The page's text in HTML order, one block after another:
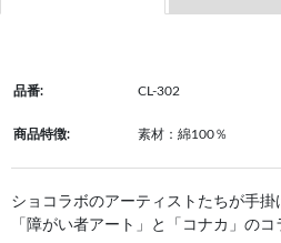
品番: CL-302
商品特徴: 素材：綿100％
ショコラボのアーティストたちが手掛
「障がい者アート」と「コナカ」のコ